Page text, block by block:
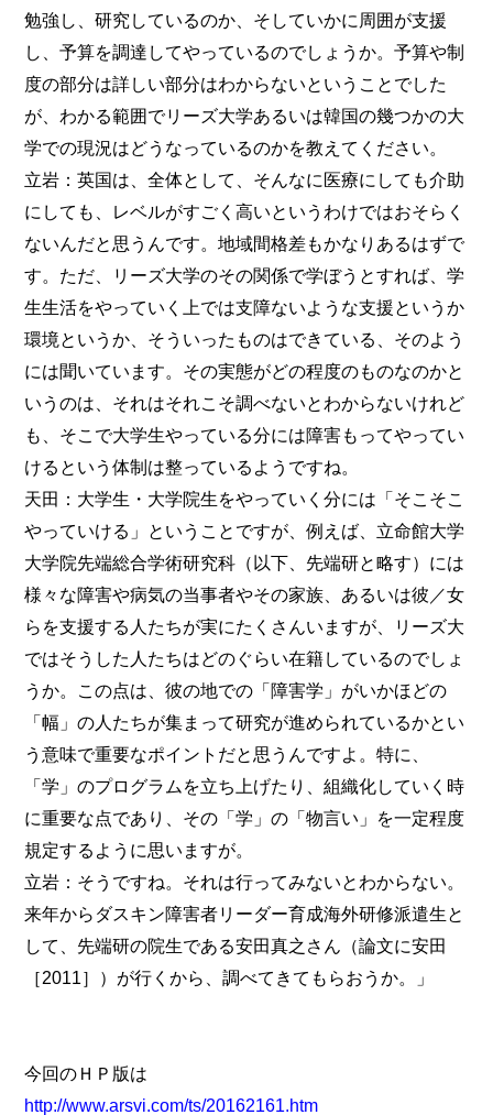
勉強し、研究しているのか、そしていかに周囲が支援
し、予算を調達してやっているのでしょうか。予算や制
度の部分は詳しい部分はわからないということでした
が、わかる範囲でリーズ大学あるいは韓国の幾つかの大
学での現況はどうなっているのかを教えてください。
立岩：英国は、全体として、そんなに医療にしても介助
にしても、レベルがすごく高いというわけではおそらく
ないんだと思うんです。地域間格差もかなりあるはずで
す。ただ、リーズ大学のその関係で学ぼうとすれば、学
生生活をやっていく上では支障ないような支援というか
環境というか、そういったものはできている、そのよう
には聞いています。その実態がどの程度のものなのかと
いうのは、それはそれこそ調べないとわからないけれど
も、そこで大学生やっている分には障害もってやってい
けるという体制は整っているようですね。
天田：大学生・大学院生をやっていく分には「そこそこ
やっていける」ということですが、例えば、立命館大学
大学院先端総合学術研究科（以下、先端研と略す）には
様々な障害や病気の当事者やその家族、あるいは彼／女
らを支援する人たちが実にたくさんいますが、リーズ大
ではそうした人たちはどのぐらい在籍しているのでしょ
うか。この点は、彼の地での「障害学」がいかほどの
「幅」の人たちが集まって研究が進められているかとい
う意味で重要なポイントだと思うんですよ。特に、
「学」のプログラムを立ち上げたり、組織化していく時
に重要な点であり、その「学」の「物言い」を一定程度
規定するように思いますが。
立岩：そうですね。それは行ってみないとわからない。
来年からダスキン障害者リーダー育成海外研修派遣生と
して、先端研の院生である安田真之さん（論文に安田
［2011］）が行くから、調べてきてもらおうか。」
今回のＨＰ版は
http://www.arsvi.com/ts/20162161.htm